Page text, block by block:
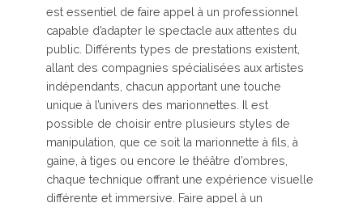
est essentiel de faire appel à un professionnel
capable d’adapter le spectacle aux attentes du
public. Différents types de prestations existent,
allant des compagnies spécialisées aux artistes
indépendants, chacun apportant une touche
unique à l’univers des marionnettes. Il est
possible de choisir entre plusieurs styles de
manipulation, que ce soit la marionnette à fils, à
gaine, à tiges ou encore le théâtre d’ombres,
chaque technique offrant une expérience visuelle
différente et immersive. Faire appel à un